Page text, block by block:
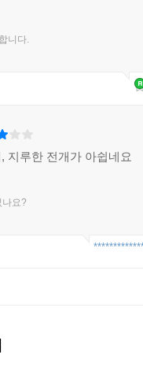
니다.
지루한 전개가 아쉽네요
나요?